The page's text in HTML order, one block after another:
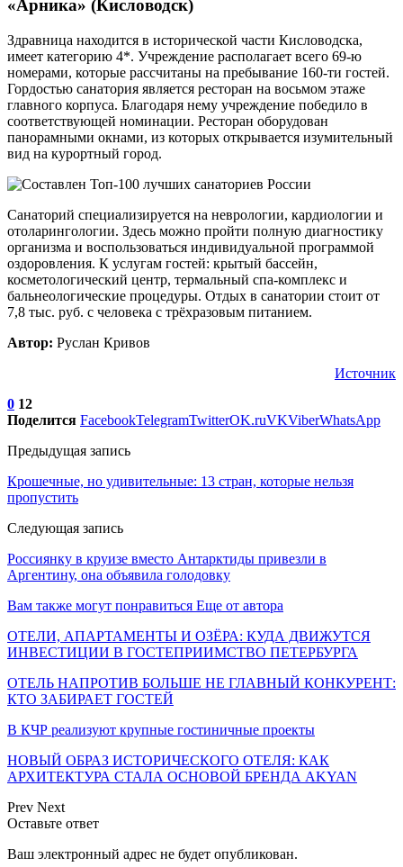
«Арника» (Кисловодск)
Здравница находится в исторической части Кисловодска,
имеет категорию 4*. Учреждение располагает всего 69-ю
номерами, которые рассчитаны на пребывание 160-ти гостей.
Гордостью санатория является ресторан на восьмом этаже
главного корпуса. Благодаря нему учреждение победило в
соответствующей номинации. Ресторан оборудован
панорамными окнами, из которых открывается изумительный
вид на курортный город.
Санаторий специализируется на неврологии, кардиологии и
отоларингологии. Здесь можно пройти полную диагностику
организма и воспользоваться индивидуальной программой
оздоровления. К услугам гостей: крытый бассейн,
косметологический центр, термальный спа-комплекс и
бальнеологические процедуры. Отдых в санатории стоит от
7,8 тыс. руб. с человека с трёхразовым питанием.
Автор: Руслан Кривов
Источник
0 12
Поделится FacebookTelegramTwitterOK.ruVKViberWhatsApp
Предыдущая запись
Крошечные, но удивительные: 13 стран, которые нельзя
пропустить
Следующая запись
Россиянку в круизе вместо Антарктиды привезли в
Аргентину, она объявила голодовку
Вам также могут понравиться Еще от автора
ОТЕЛИ, АПАРТАМЕНТЫ И ОЗЁРА: КУДА ДВИЖУТСЯ
ИНВЕСТИЦИИ В ГОСТЕПРИИМСТВО ПЕТЕРБУРГА
ОТЕЛЬ НАПРОТИВ БОЛЬШЕ НЕ ГЛАВНЫЙ КОНКУРЕНТ:
КТО ЗАБИРАЕТ ГОСТЕЙ
В КЧР реализуют крупные гостиничные проекты
НОВЫЙ ОБРАЗ ИСТОРИЧЕСКОГО ОТЕЛЯ: КАК
АРХИТЕКТУРА СТАЛА ОСНОВОЙ БРЕНДА AKYAN
Prev Next
Оставьте ответ
Ваш электронный адрес не будет опубликован.